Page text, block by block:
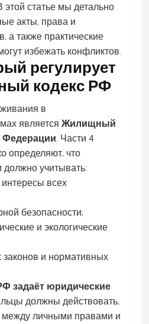
этой статье мы детально
акты, права и
а также практические
избежать конфликтов.
регулирует
кодекс РФ
в
является Жилищный
Федерации . Части 4
определяют, что
учитывать:
всех
безопасности;
и экологические
законов и нормативных
задаёт юридические
должны действовать,
между личными правами и